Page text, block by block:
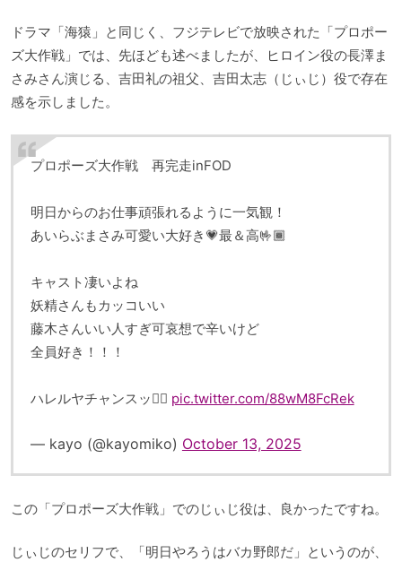
ドラマ「海猿」と同じく、フジテレビで放映された「プロポー
ズ大作戦」では、先ほども述べましたが、ヒロイン役の長澤ま
さみさん演じる、吉田礼の祖父、吉田太志（じぃじ）役で存在
感を示しました。
プロポーズ大作戦 再完走inFOD
明日からのお仕事頑張れるように一気観！
あいらぶまさみ可愛い大好き💗最＆高🤟🏾
キャスト凄いよね
妖精さんもカッコいい
藤木さんいい人すぎ可哀想で辛いけど
全員好き！！！
ハレルヤチャンスッ👉🏽 pic.twitter.com/88wM8FcRek
— kayo (@kayomiko) October 13, 2025
この「プロポーズ大作戦」でのじぃじ役は、良かったですね。
じぃじのセリフで、「明日やろうはバカ野郎だ」というのが、